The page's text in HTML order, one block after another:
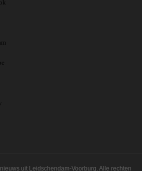
uit Leidschendam-Voorburg. Alle rechten